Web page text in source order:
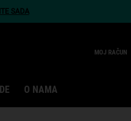
SADA
MOJ RAČUN
O NAMA